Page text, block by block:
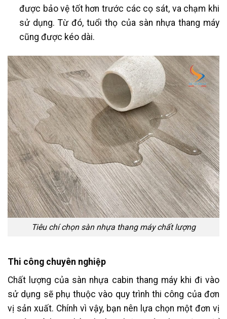
được bảo vệ tốt hơn trước các cọ sát, va chạm khi
sử dụng. Từ đó, tuổi thọ của sàn nhựa thang máy
cũng được kéo dài.
Tiêu chí chọn sàn nhựa thang máy chất lượng
Thi công chuyên nghiệp
Chất lượng của sàn nhựa cabin thang máy khi đi vào
sử dụng sẽ phụ thuộc vào quy trình thi công của đơn
vị sản xuất. Chính vì vậy, bạn nên lựa chọn một đơn vị